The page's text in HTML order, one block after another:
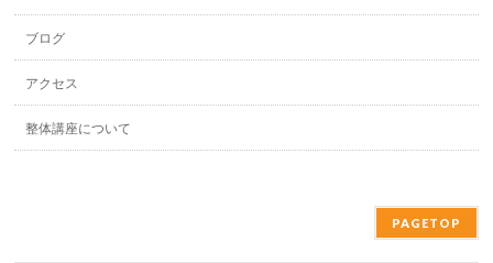
ブログ
アクセス
整体講座について
PAGETOP